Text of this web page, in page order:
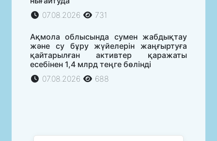
07.08.2026
731
Ақмола облысында сумен жабдықтау
және су бұру жүйелерін жаңғыртуға
қайтарылған активтер қаражаты
есебінен 1,4 млрд теңге бөлінді
07.08.2026
688